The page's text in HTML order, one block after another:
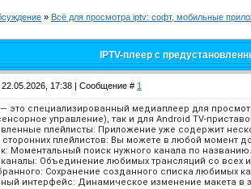
» Всё для просмотра iptv: софт, мобильные
IPTV-плеер с
22.05.2026, 17:38 | Сообщение # 1
это специализированный медиаплеер для
управление), так и для Android TV-
плейлисты: Приложение уже содержит
плейлистов: Вы можете в любой момент
Моментальный поиск нужного канала по названию.
Объединение любимых трансляций со всех
Сохранение созданного списка любимых
интерфейс: Динамическое изменение макета в